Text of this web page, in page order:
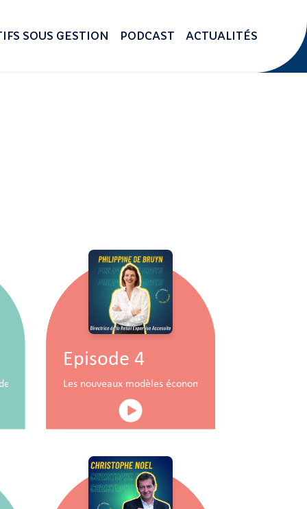
SOUS GESTION PODCAST ACTUALITÉS
commerce
Episode 4
Les nouveaux modèles économiques pour les centres